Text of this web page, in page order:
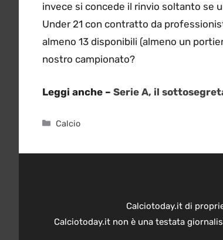
invece si concede il rinvio soltanto se
Under 21 con contratto da
almeno 13 disponibili (almeno un
nostro campionato?
Leggi anche – Serie A, il
Categorie
Calcio
Calciotoday.it di
Calciotoday.it non è una testata